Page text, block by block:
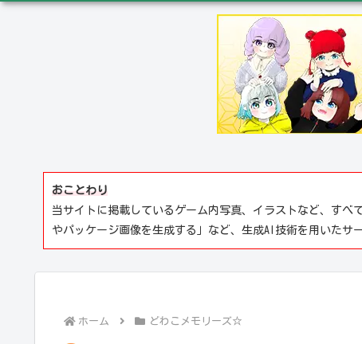
おことわり
当サイトに掲載しているゲーム内写真、イラストなど、す
やパッケージ画像を生成する」など、生成AI技術を用いたサ
ホーム どわこメモリーズ☆